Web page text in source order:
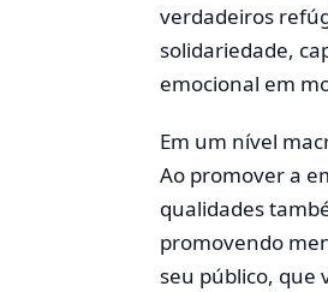
verdadeiros
solidariedade,
emocional em
Em um nível
Ao promover a
qualidades
promovendo
seu público, que